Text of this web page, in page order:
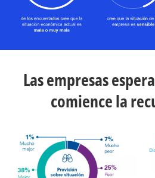
Las empresas
comience la